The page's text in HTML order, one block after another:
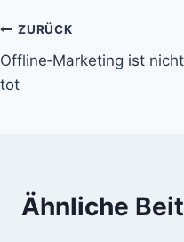
ZURÜCK
Offline‑Marketing ist nicht
tot
Ähnliche